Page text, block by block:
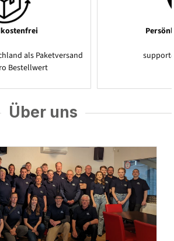
als Paketversand
Bestellwert
Über uns